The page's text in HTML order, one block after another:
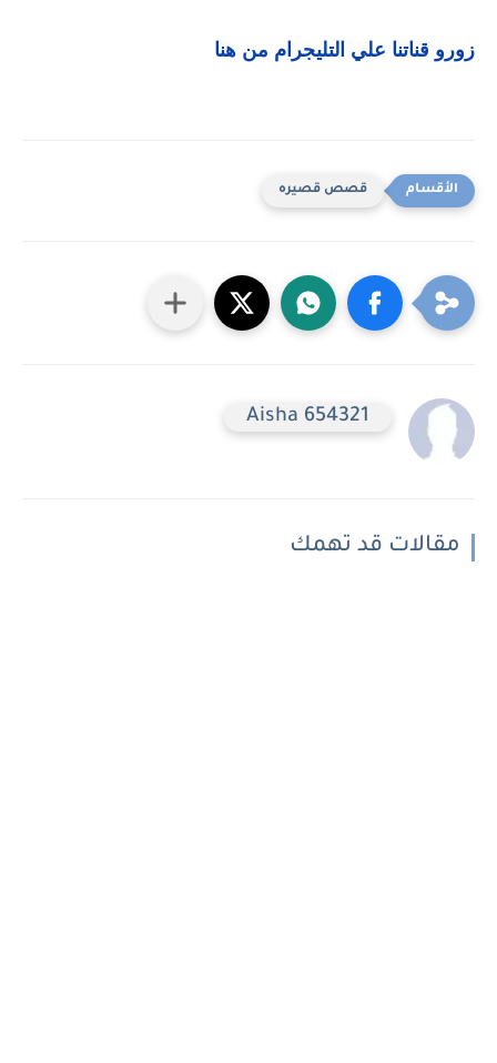
زورو قناتنا علي التليجرام من هنا
قصص قصيره
Aisha 654321
مقالات قد تهمك